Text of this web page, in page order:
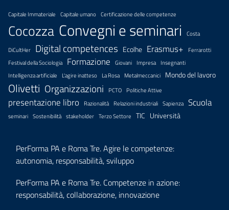
Capitale Immateriale Capitale umano Certificazione delle competenze
Cocozza Convegni e seminari
Costa
DiCultHer
Digital competences Ecolhe Erasmus+
Ferrarotti
Festival della Sociologia
Formazione Giovani Impresa
Insegnanti
Intelligenza artificiale
L'agire inatteso La Rosa Metalmeccanici Mondo del lavoro
Olivetti Organizzazioni PCTO Politiche Attive
presentazione libro Razionalità Relazioni industriali Sapienza Scuola
seminari Sostenibilità stakeholder Terzo Settore TIC Università
PerForma PA e Roma Tre. Agire le competenze:
autonomia, responsabilità, sviluppo
PerForma PA e Roma Tre. Competenze in azione:
responsabilità, collaborazione, innovazione